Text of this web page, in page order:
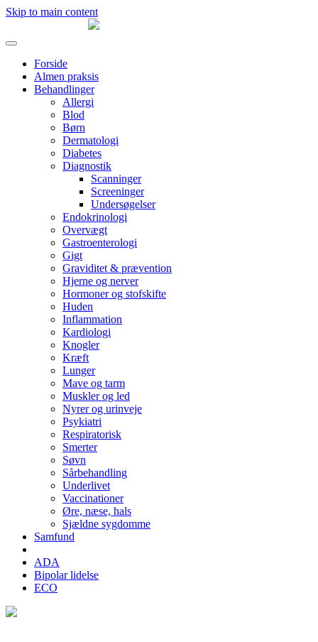
Skip to main content
Forside
Almen praksis
Behandlinger
Allergi
Blod
Børn
Dermatologi
Diabetes
Diagnostik
Scanninger
Screeninger
Undersøgelser
Endokrinologi
Overvægt
Gastroenterologi
Gigt
Graviditet & prævention
Hjerne og nerver
Hormoner og stofskifte
Huden
Inflammation
Kardiologi
Knogler
Kræft
Lunger
Mave og tarm
Muskler og led
Nyrer og urinveje
Psykiatri
Respiratorisk
Smerter
Søvn
Sårbehandling
Underlivet
Vaccinationer
Øre, næse, hals
Sjældne sygdomme
Samfund
ADA
Bipolar lidelse
ECO